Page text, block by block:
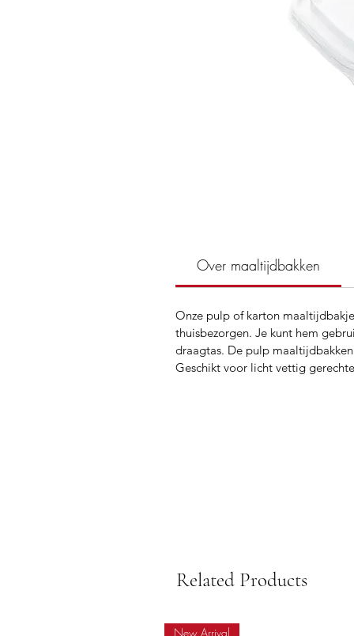
Related Products
New Arrival
Over maaltijdbakken
Onze pulp of karton
thuisbezorgen. Je kunt hem
draagtas. De pulp
Geschikt voor licht vettig